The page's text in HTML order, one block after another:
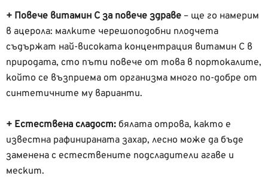
+ Повече витамин С за повече здраве – ще го намерим
в ацерола: малките черешоподобни плодчета
съдържат най-високата концентрация витамин С в
природата, сто пъти повече от това в портокалите,
който се възприема от организма много по-добре от
синтетичните му варианти.
+ Естествена сладост: бялата отрова, както е
известна рафинираната захар, лесно може да бъде
заменена с естествените подсладители агаве и
мескит.